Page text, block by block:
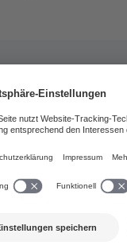
Songs und
Playlist
Product